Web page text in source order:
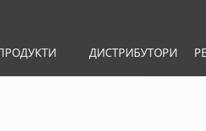
ДИСТРИБУТОРИ